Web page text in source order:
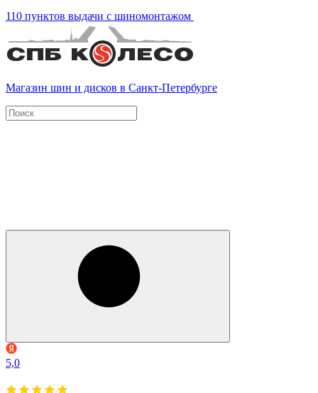
110 пунктов выдачи с шиномонтажом
Магазин шин и дисков в Санкт-Петербурге
5,0